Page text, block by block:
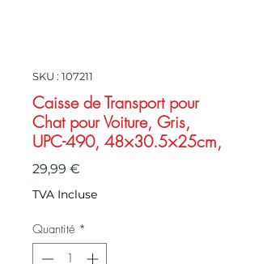
SKU : 107211
Caisse de Transport pour
Chat pour Voiture, Gris,
UPC-490, 48×30.5×25cm,
29,99 €
TVA Incluse
Quantité *